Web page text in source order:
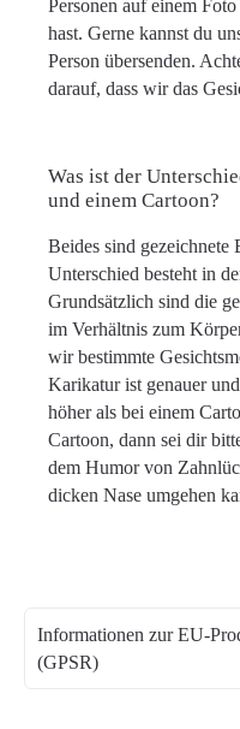
Personen auf einem
hast. Gerne kannst du
Person übersenden.
darauf, dass wir das
Was ist der
und einem Cartoon?
Beides sind
Unterschied besteht in
Grundsätzlich sind die
im Verhältnis zum
wir bestimmte
Karikatur ist genauer
höher als bei einem
Cartoon, dann sei dir
dem Humor von
dicken Nase umgehen
Informationen zur EU-
(GPSR)